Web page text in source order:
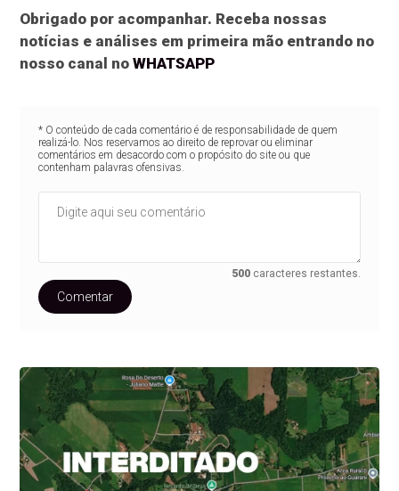
Obrigado por acompanhar. Receba nossas
notícias e análises em primeira mão entrando no
nosso canal noWHATSAPP
* O conteúdo de cada comentário é de responsabilidade de quem
realizá-lo. Nos reservamos ao direito de reprovar ou eliminar
comentários em desacordo com o propósito do site ou que
contenham palavras ofensivas.
500 caracteres restantes.
Comentar